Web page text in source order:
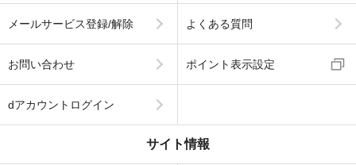
メールサービス登録/解除 よくある質問
お問い合わせ ポイント表示設定
dアカウントログイン
サイト情報